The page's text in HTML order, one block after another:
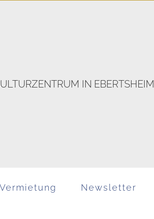
IN EBERTSHEIM
Vermietung Newsletter